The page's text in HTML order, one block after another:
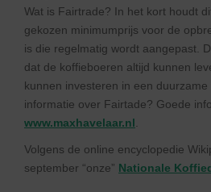
Wat is Fairtrade? In het kort houdt
gekozen minimumprijs voor de
is die regelmatig wordt aangepast.
dat de koffieboeren altijd kunnen
kunnen investeren in een
informatie over Fairtade? Goede
www.maxhavelaar.nl
Volgens de online encyclopedie
september “onze” Nationale